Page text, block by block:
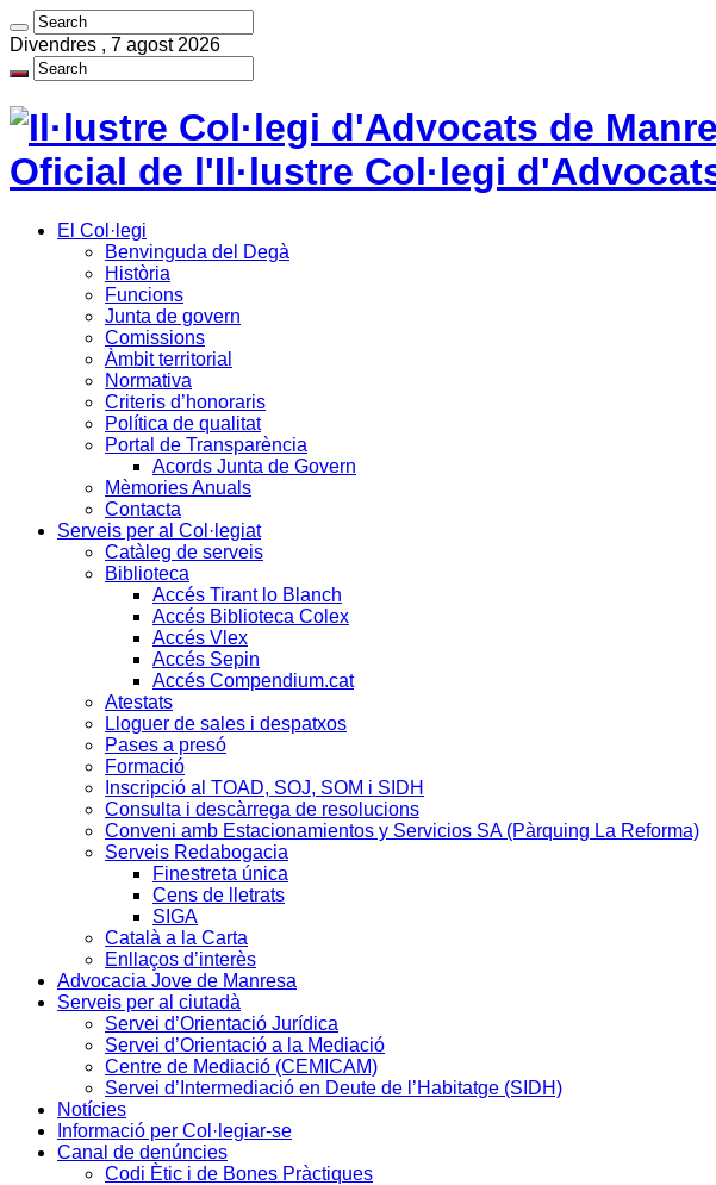
Divendres , 7 agost 2026
Oficial de l'Il·lustre Col·legi
El Col·legi
Benvinguda del Degà
Història
Funcions
Junta de govern
Comissions
Àmbit territorial
Normativa
Criteris d’honoraris
Política de qualitat
Portal de Transparència
Acords Junta de Govern
Mèmories Anuals
Contacta
Serveis per al Col·legiat
Catàleg de serveis
Biblioteca
Accés Tirant lo Blanch
Accés Biblioteca Colex
Accés Vlex
Accés Sepin
Accés Compendium.cat
Atestats
Lloguer de sales i despatxos
Pases a presó
Formació
Inscripció al TOAD, SOJ, SOM i SIDH
Consulta i descàrrega de resolucions
Conveni amb Estacionamientos y Servicios SA (Pàrquing La Reforma)
Serveis Redabogacia
Finestreta única
Cens de lletrats
SIGA
Català a la Carta
Enllaços d’interès
Advocacia Jove de Manresa
Serveis per al ciutadà
Servei d’Orientació Jurídica
Servei d’Orientació a la Mediació
Centre de Mediació (CEMICAM)
Servei d’Intermediació en Deute de l’Habitatge (SIDH)
Notícies
Informació per Col·legiar-se
Canal de denúncies
Codi Ètic i de Bones Pràctiques